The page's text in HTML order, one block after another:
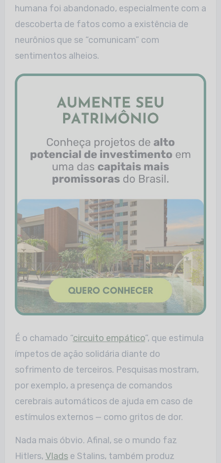
humana foi abandonado, especialmente com a
descoberta de fatos como a existência de
neurônios que se “comunicam” com
sentimentos alheios.
É o chamado “circuito empático”, que estimula
ímpetos de ação solidária diante do
sofrimento de terceiros. Pesquisas mostram,
por exemplo, a presença de comandos
cerebrais automáticos de ajuda em caso de
estímulos externos — como gritos de dor.
Nada mais óbvio. Afinal, se o mundo faz
Hitlers, Vladse Stalins, também produz